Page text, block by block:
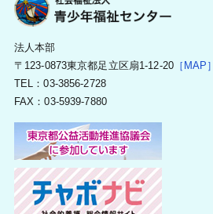
法人本部
〒123-0873東京都足立区扇1-12-20［MAP］
TEL：03-3856-2728
FAX：03-5939-7880